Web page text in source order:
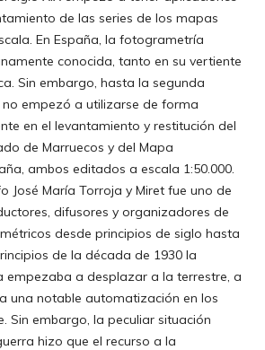
de las series de los mapas
En España, la fotogrametría
conocida, tanto en su vertiente
Sin embargo, hasta la segunda
empezó a utilizarse de forma
en el levantamiento y restitución del
de Marruecos y del Mapa
ambos editados a escala 1:50.000.
José María Torroja y Miret fue uno de
difusores y organizadores de
desde principios de siglo hasta
de la década de 1930 la
a desplazar a la terrestre, a
una notable automatización en los
Sin embargo, la peculiar situación
hizo que el recurso a la